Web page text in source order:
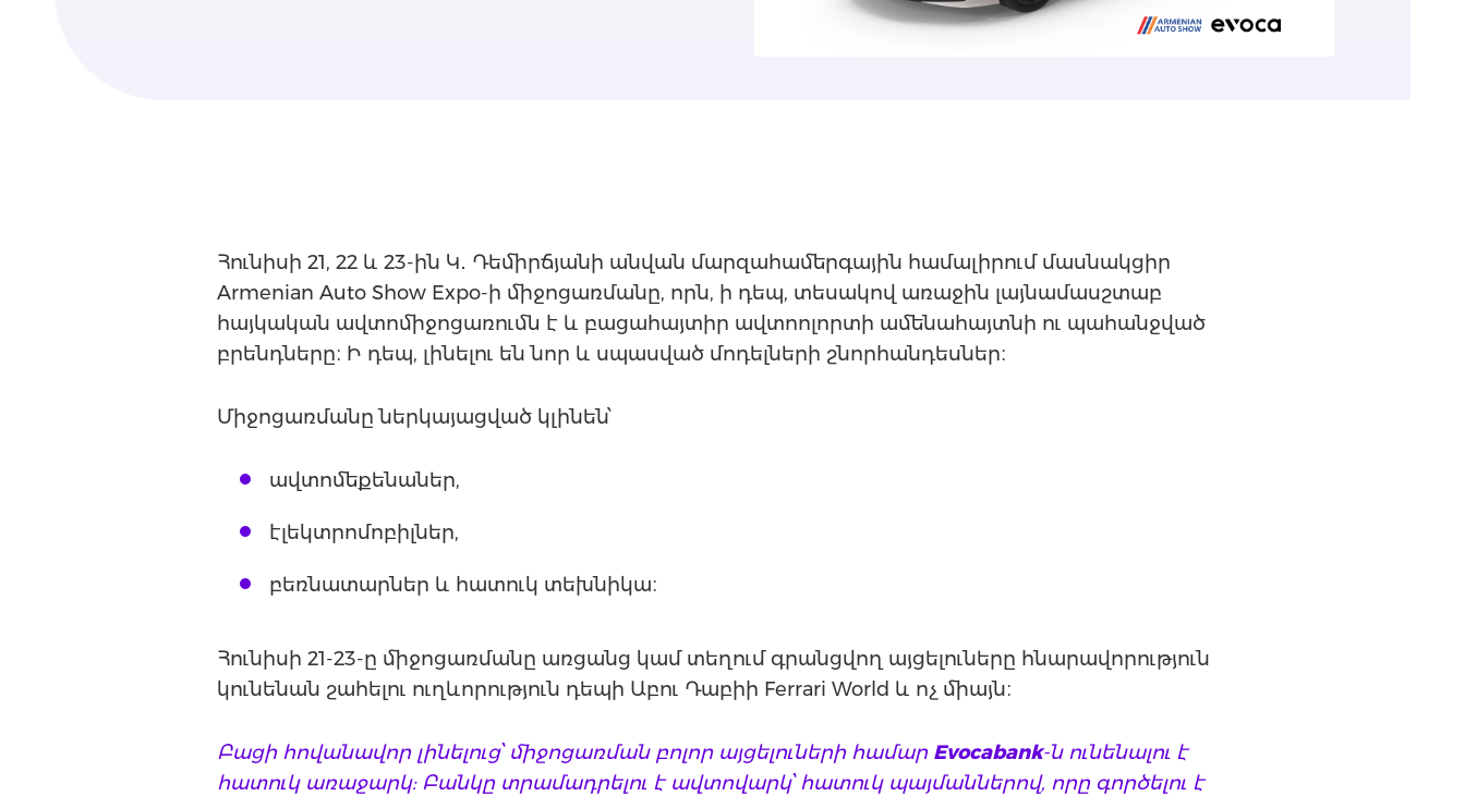
Հունիսի 21, 22 և 23-ին Կ․ Դեմիրճյանի անվան մարզահամերգային համալիրում մասնակցիր
Armenian Auto Show Expo-ի միջոցառմանը, որն, ի դեպ, տեսակով առաջին լայնամասշտաբ
հայկական ավտոմիջոցառումն է և բացահայտիր ավտոոլորտի ամենահայտնի ու պահանջված
բրենդները։ Ի դեպ, լինելու են նոր և սպասված մոդելների շնորհանդեսներ։
Միջոցառմանը ներկայացված կլինեն՝
ավտոմեքենաներ,
էլեկտրոմոբիլներ,
բեռնատարներ և հատուկ տեխնիկա։
Հունիսի 21-23-ը միջոցառմանը առցանց կամ տեղում գրանցվող այցելուները հնարավորություն
կունենան շահելու ուղևորություն դեպի Աբու Դաբիի Ferrari World և ոչ միայն։
Բացի հովանավոր լինելուց՝ միջոցառման բոլոր այցելուների համար Evocabank-ն ունենալու է
հատուկ առաջարկ: Բանկը տրամադրելու է ավտովարկ՝ հատուկ պայմաններով, որը գործելու է